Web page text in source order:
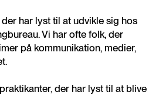
har lyst til at udvikle sig hos
Vi har ofte folk, der
på kommunikation, medier,
der har lyst til at blive